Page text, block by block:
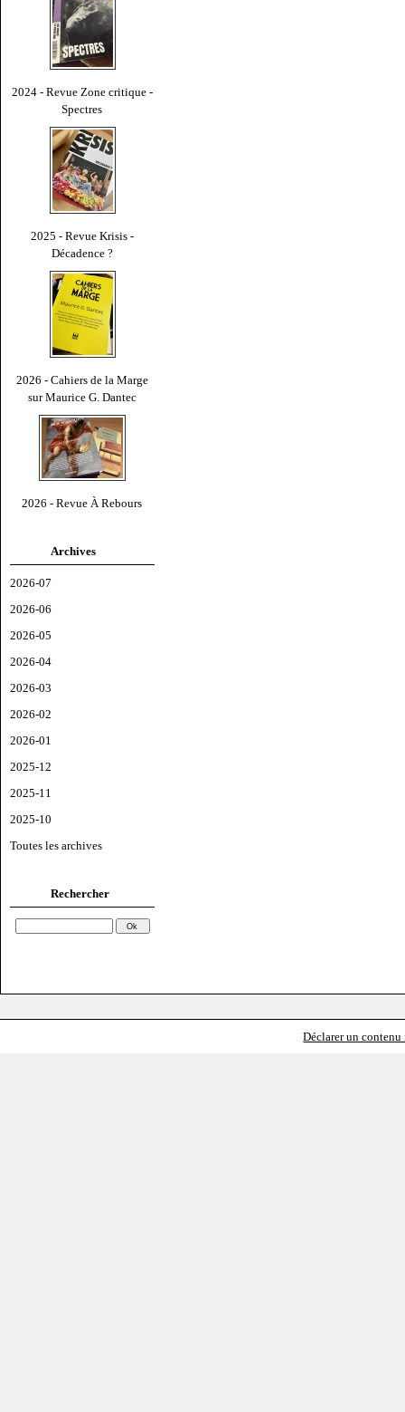
2024 - Revue Zone critique -
Spectres
2025 - Revue Krisis -
Décadence ?
2026 - Cahiers de la Marge
sur Maurice G. Dantec
2026 - Revue À Rebours
Archives
2026-07
2026-06
2026-05
2026-04
2026-03
2026-02
2026-01
2025-12
2025-11
2025-10
Toutes les archives
Rechercher
Déclarer un